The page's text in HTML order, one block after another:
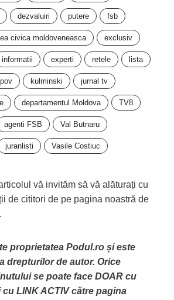
dezvaluiri putere fsb
civica moldoveneasca exclusiv
informatii experti retele lista
kulminski jurnal tv
departamentul Moldova TV8
agenti FSB Val Butnaru
juranlisti Vasile Costiuc
vă invităm să vă alăturați cu
de cititori de pe pagina noastră de
.
proprietatea Podul.ro și este
drepturilor de autor. Orice
se poate face DOAR cu
LINK ACTIV către pagina